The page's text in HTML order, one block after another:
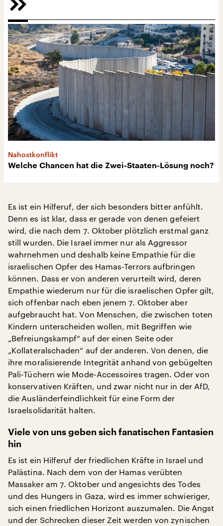
Nahostkonflikt
Welche Chancen hat die Zwei-Staaten-Lösung noch?
Es ist ein Hilferuf, der sich besonders bitter anfühlt.
Denn es ist klar, dass er gerade von denen gefeiert
wird, die nach dem 7. Oktober plötzlich erstmal ganz
still wurden. Die Israel immer nur als Aggressor
wahrnehmen und deshalb keine Empathie für die
israelischen Opfer des Hamas-Terrors aufbringen
können. Dass er von anderen verurteilt wird, deren
Empathie wiederum nur für die israelischen Opfer gilt,
sich offenbar nach eben jenem 7. Oktober aber
aufgebraucht hat. Von Menschen, die zwischen toten
Kindern unterscheiden wollen, mit Begriffen wie
„Befreiungskampf“ auf der einen Seite oder
„Kollateralschaden“ auf der anderen. Von denen, die
ihre moralisierende Integrität anhand von gebügelten
Pali-Tüchern wie Mode-Accessoires tragen. Oder von
konservativen Kräften, und zwar nicht nur in der AfD,
die Ausländerfeindlichkeit für eine Form der
Israelsolidarität halten.
Viele von uns geben sich fanatischen Fantasien
hin
Es ist ein Hilferuf der friedlichen Kräfte in Israel und
Palästina. Nach dem von der Hamas verübten
Massaker am 7. Oktober und angesichts des Todes
und des Hungers in Gaza, wird es immer schwieriger,
sich einen friedlichen Horizont auszumalen. Die Angst
und der Schrecken dieser Zeit werden von zynischen